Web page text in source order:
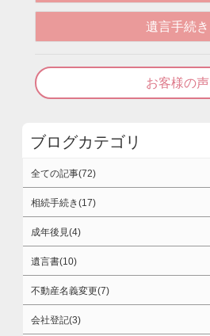
遺言手続き
お客様の声
ブログカテゴリ
全ての記事(72)
相続手続き(17)
成年後見(4)
遺言書(10)
不動産名義変更(7)
会社登記(3)